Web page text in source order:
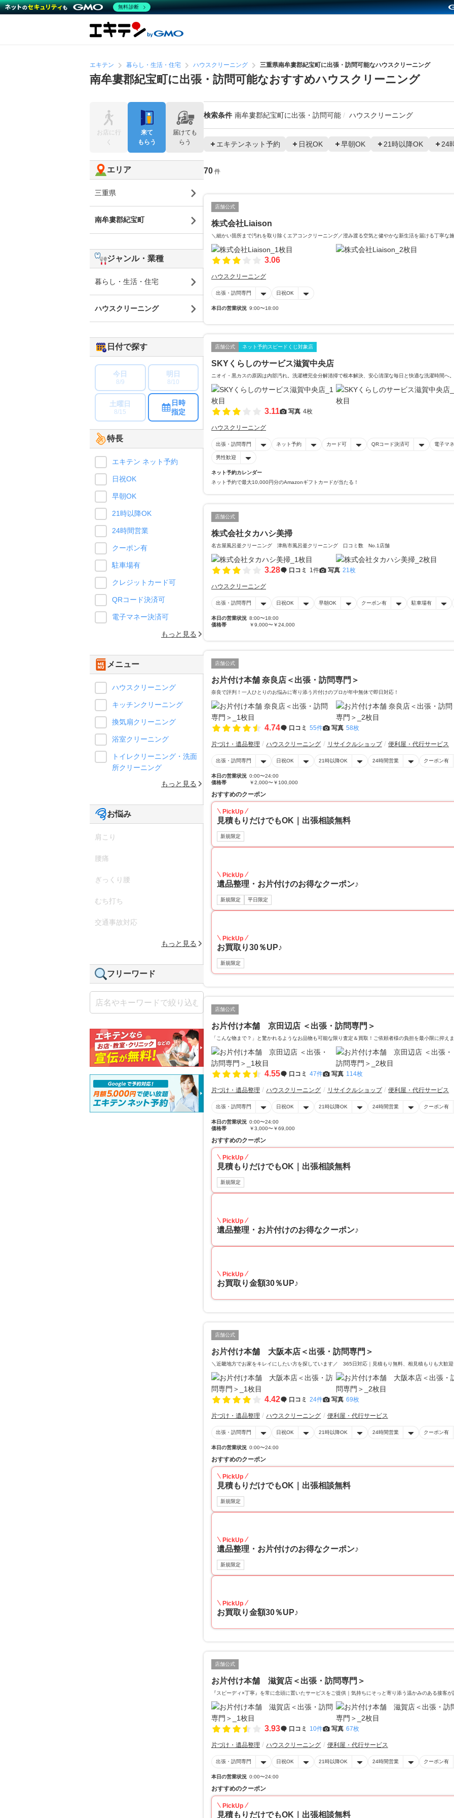
エキテン 暮らし・生活・住宅 ハウスクリーニング 三重県南牟婁郡紀宝町に出張・訪問可能なハウスクリーニング
南牟婁郡紀宝町に出張・訪問可能なおすすめハウスクリーニング
検索条件 南牟婁郡紀宝町に出張・訪問可能 ハウスクリーニング
エキテンネット予約 日祝OK 早朝OK 21時以降OK 24
70 件
店舗公式
株式会社Liaison
＼細かい箇所まで汚れを取り除くエアコンクリーニング／澄み渡る空気と健やかな新生活を届ける丁寧な
3.06
ハウスクリーニング
出張・訪問専門 日祝OK
本日の営業状況 9:00〜18:00
店舗公式 ネット予約スピードくじ対象店
SKYくらしのサービス滋賀中央店
ニオイ・黒カスの原因は内部汚れ。洗濯槽完全分解清掃で根本解決、安心清潔な毎日と快適な洗濯時間へ。
3.11 写真 4枚
ハウスクリーニング
出張・訪問専門 ネット予約 カード可 QRコード決済可 電子マ
男性歓迎
ネット予約カレンダー
ネット予約で最大10,000円分のAmazonギフトカードが当たる！
店舗公式
株式会社タカハシ美掃
名古屋風呂釜クリーニング 津島市風呂釜クリーニング 口コミ数 No.1店舗
3.28 口コミ 1件 写真 21枚
ハウスクリーニング
出張・訪問専門 日祝OK 早朝OK クーポン有 駐車場有
本日の営業状況 8:00〜18:00
価格帯
￥9,000〜￥24,000
店舗公式
お片付け本舗 奈良店＜出張・訪問専門＞
奈良で評判！一人ひとりのお悩みに寄り添う片付けのプロが年中無休で即日対応！
4.74 口コミ 55件 写真 58枚
片づけ・遺品整理 ハウスクリーニング リサイクルショップ 便利屋・代行サービス
出張・訪問専門 日祝OK 21時以降OK 24時間営業 クーポン有
本日の営業状況 0:00〜24:00
価格帯
￥2,000〜￥100,000
おすすめのクーポン
PickUp
見積もりだけでもOK｜出張相談無料
新規限定
PickUp
遺品整理・お片付けのお得なクーポン♪
新規限定 平日限定
PickUp
お買取り30％UP♪
新規限定
店舗公式
お片付け本舗 京田辺店 ＜出張・訪問専門＞
「こんな物まで？」と驚かれるようなお品物も可能な限り査定＆買取！ご依頼者様の負担を最小限に抑え
4.55 口コミ 47件 写真 114枚
片づけ・遺品整理 ハウスクリーニング リサイクルショップ 便利屋・代行サービス
出張・訪問専門 日祝OK 21時以降OK 24時間営業 クーポン有
本日の営業状況 0:00〜24:00
価格帯
￥3,000〜￥69,000
おすすめのクーポン
PickUp
見積もりだけでもOK｜出張相談無料
新規限定
PickUp
遺品整理・お片付けのお得なクーポン♪
PickUp
お買取り金額30％UP♪
店舗公式
お片付け本舗 大阪本店＜出張・訪問専門＞
＼近畿地方でお家をキレイにしたい方を探しています／ 365日対応｜見積もり無料、相見積もりも大歓
4.42 口コミ 24件 写真 69枚
片づけ・遺品整理 ハウスクリーニング 便利屋・代行サービス
出張・訪問専門 日祝OK 21時以降OK 24時間営業 クーポン有
本日の営業状況 0:00〜24:00
おすすめのクーポン
PickUp
見積もりだけでもOK｜出張相談無料
新規限定
PickUp
遺品整理・お片付けのお得なクーポン♪
新規限定
PickUp
お買取り金額30％UP♪
店舗公式
お片付け本舗 滋賀店＜出張・訪問専門＞
『スピーディ×丁寧』を常に念頭に置いたサービスをご提供｜気持ちにそっと寄り添う温かみのある接客が
3.93 口コミ 10件 写真 67枚
片づけ・遺品整理 ハウスクリーニング 便利屋・代行サービス
出張・訪問専門 日祝OK 21時以降OK 24時間営業 クーポン有
本日の営業状況 0:00〜24:00
おすすめのクーポン
PickUp
見積もりだけでもOK｜出張相談無料
お店に行
く
来て
もらう
届けても
らう
エリア
三重県
南牟婁郡紀宝町
ジャンル・業種
暮らし・生活・住宅
ハウスクリーニング
日付で探す
今日
8/9
明日
8/10
土曜日
8/15
日時
指定
特長
エキテン ネット予約
日祝OK
早朝OK
21時以降OK
24時間営業
クーポン有
駐車場有
クレジットカード可
QRコード決済可
電子マネー決済可
もっと見る
メニュー
ハウスクリーニング
キッチンクリーニング
換気扇クリーニング
浴室クリーニング
トイレクリーニング・洗面
所クリーニング
もっと見る
お悩み
肩こり
腰痛
ぎっくり腰
むち打ち
交通事故対応
もっと見る
フリーワード
無料診断